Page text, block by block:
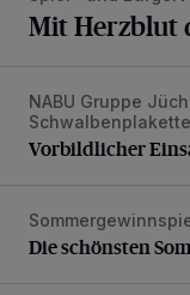
Mit Herzblut
Vorbildlicher
NABU Gruppe
Schwalbenplakette
Vorbildlicher
Die schönsten
Die schönsten